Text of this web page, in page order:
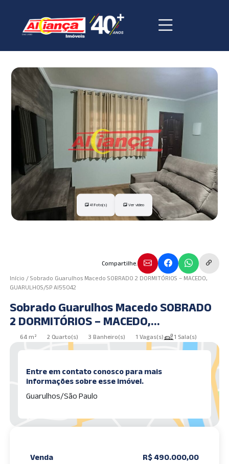
41 Foto(s) Ver vídeo
Compartilhe.
Início /Sobrado Guarulhos Macedo SOBRADO 2 DORMITÓRIOS – MACEDO,
GUARULHOS/SP AI55042
Sobrado Guarulhos Macedo SOBRADO
2 DORMITÓRIOS – MACEDO,
GUARULHOS/SP AI55042
64 m² 2 Quarto(s) 3 Banheiro(s) 1 Vagas(s) 1 Sala(s)
Entre em contato conosco para mais
informações sobre esse imóvel.
Guarulhos/São Paulo
Venda
R$ 490.000,00